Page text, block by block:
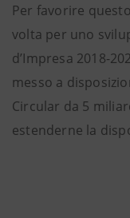
Per favorire
volta per uno
d’Impresa 2018-
messo a
Circular da 5
estenderne la